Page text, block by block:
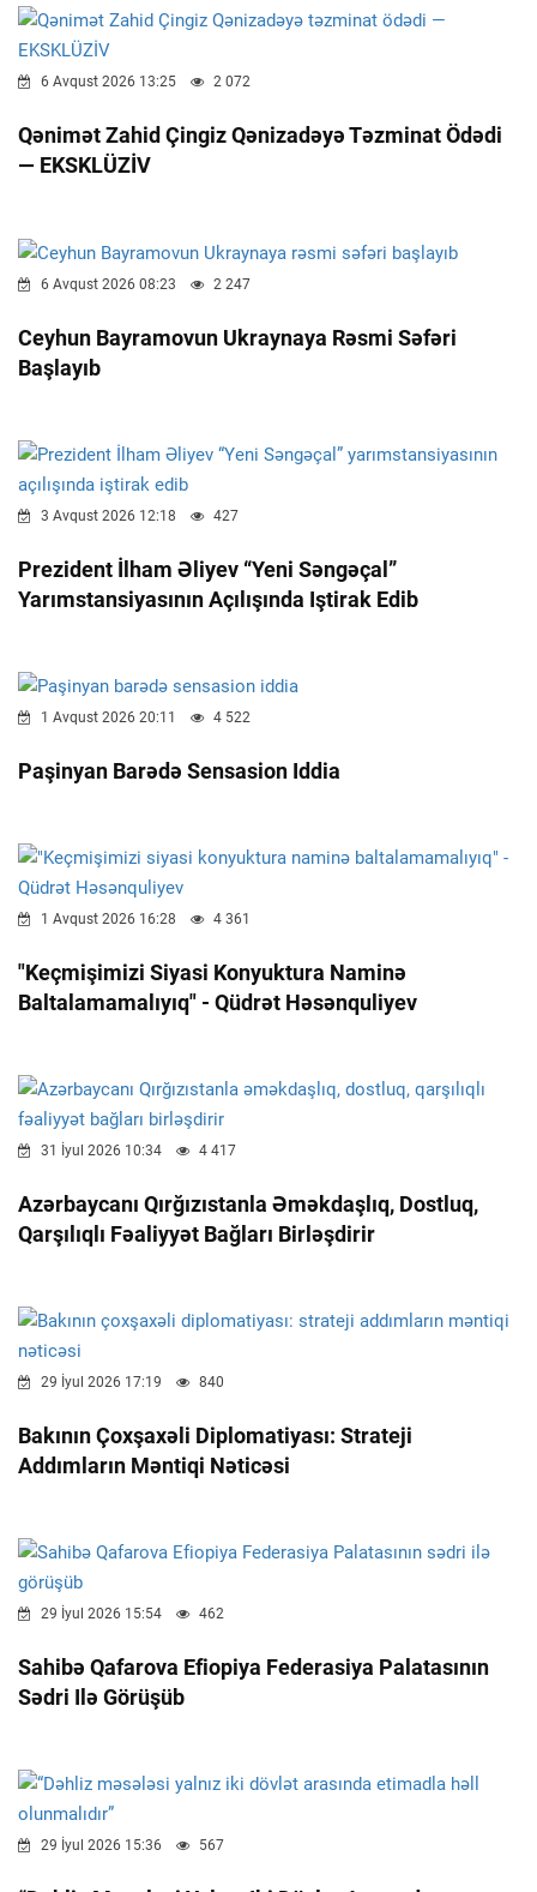
6 Avqust 2026 13:25 2 072
Qənimət Zahid Çingiz Qənizadəyə Təzminat Ödədi
— EKSKLÜZİV
6 Avqust 2026 08:23 2 247
Ceyhun Bayramovun Ukraynaya Rəsmi Səfəri
Başlayıb
3 Avqust 2026 12:18 427
Prezident İlham Əliyev “Yeni Səngəçal”
Yarımstansiyasının Açılışında Iştirak Edib
1 Avqust 2026 20:11 4 522
Paşinyan Barədə Sensasion Iddia
1 Avqust 2026 16:28 4 361
"Keçmişimizi Siyasi Konyuktura Naminə
Baltalamamalıyıq" - Qüdrət Həsənquliyev
31 İyul 2026 10:34 4 417
Azərbaycanı Qırğızıstanla Əməkdaşlıq, Dostluq,
Qarşılıqlı Fəaliyyət Bağları Birləşdirir
29 İyul 2026 17:19 840
Bakının Çoxşaxəli Diplomatiyası: Strateji
Addımların Məntiqi Nəticəsi
29 İyul 2026 15:54 462
Sahibə Qafarova Efiopiya Federasiya Palatasının
Sədri Ilə Görüşüb
29 İyul 2026 15:36 567